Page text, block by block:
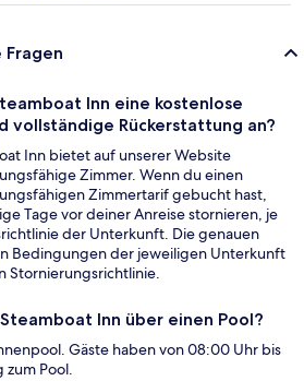
Inn eine kostenlose
vollständige Rückerstattung an?
Inn bietet auf unserer Website
Zimmer. Wenn du einen
Zimmertarif gebucht hast,
Tage vor deiner Anreise stornieren, je
der Unterkunft. Die genauen
Bedingungen der jeweiligen Unterkunft
Stornierungsrichtlinie.
Inn über einen Pool?
Gäste haben von 08:00 Uhr bis
Pool.